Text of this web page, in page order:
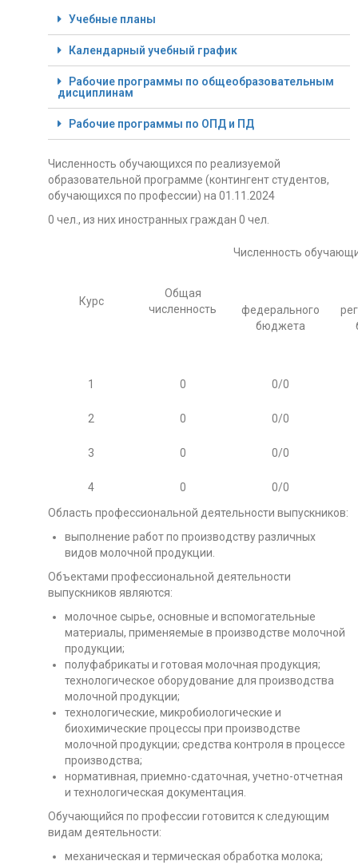
Учебные планы
Календарный учебный график
Рабочие программы по общеобразовательным
дисциплинам
Рабочие программы по ОПД и ПД
Численность обучающихся по реализуемой
образовательной программе (контингент студентов,
обучающихся по профессии) на 01.11.2024
0 чел., из них иностранных граждан 0 чел.
Курс
Общая
численность
Численность
федерального
бюджета
1 0 0/0
2 0 0/0
3 0 0/0
4 0
0/0
Область профессиональной деятельности выпускников:
выполнение работ по производству различных
видов молочной продукции.
Объектами профессиональной деятельности
выпускников являются:
молочное сырье, основные и вспомогательные
материалы, применяемые в производстве молочной
продукции;
полуфабрикаты и готовая молочная продукция;
технологическое оборудование для производства
молочной продукции;
технологические, микробиологические и
биохимические процессы при производстве
молочной продукции; средства контроля в процессе
производства;
нормативная, приемно-сдаточная, учетно-отчетная
и технологическая документация.
Обучающийся по профессии готовится к следующим
видам деятельности:
механическая и термическая обработка молока;